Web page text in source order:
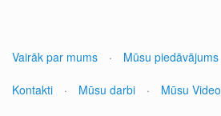
Vairāk par mums · Mūsu piedāvājums
Kontakti · Mūsu darbi · Mūsu Video